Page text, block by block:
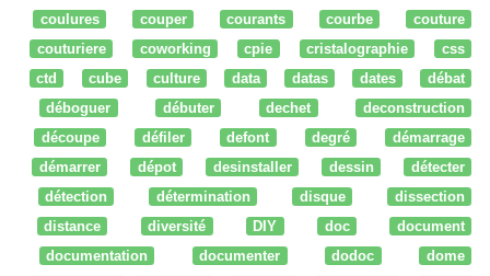
coulures
couper courants courbe
couture
couturiere
coworking cpie cristalographie
css
ctd
cube culture data datas dates
débat
déboguer
débuter dechet
deconstruction
découpe
défiler defont degré
démarrage
démarrer
dépot desinstaller dessin
détecter
détection
détermination disque
dissection
distance
diversité DIY doc
document
documentation
documenter dodoc
dome